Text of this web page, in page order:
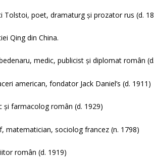
Tolstoi, poet, dramaturg și prozator rus (d.
Qing din China.
medic, publicist și diplomat român
american, fondator Jack Daniel’s (d. 1911)
și farmacolog român (d. 1929)
matematician, sociolog francez (n. 1798)
român (d. 1919)